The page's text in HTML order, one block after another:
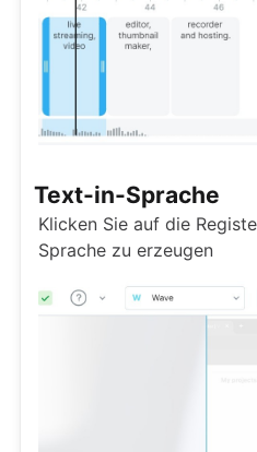
Text-in-Sprache
Klicken Sie auf die
Sprache zu erzeugen